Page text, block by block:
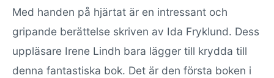
Med handen på hjärtat är en intressant och
gripande berättelse skriven av Ida Fryklund. Dess
uppläsare Irene Lindh bara lägger till krydda till
denna fantastiska bok. Det är den första boken i